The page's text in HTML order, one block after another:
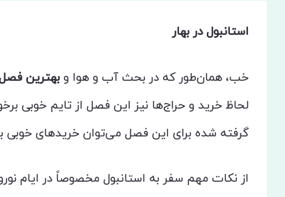
استانبول در بهار
خب، همان‌طور که در بحث آب و هوا و بهترین فصل
لحاظ خرید و حراج‌ها نیز این فصل از تایم خوبی
گرفته شده برای این فصل می‌توان خریدهای
از نکات مهم سفر به استانبول مخصوصاً در ایام